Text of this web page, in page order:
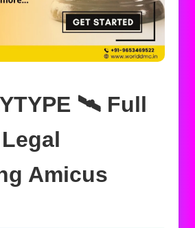
🛰️‍ Full
Amicus